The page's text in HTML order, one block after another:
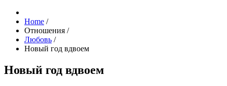
Home /
Отношения /
Любовь /
Новый год вдвоем
Новый год вдвоем